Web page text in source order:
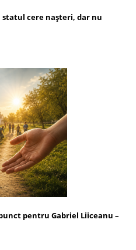
statul cere nașteri, dar nu
pentru Gabriel Liiceanu –